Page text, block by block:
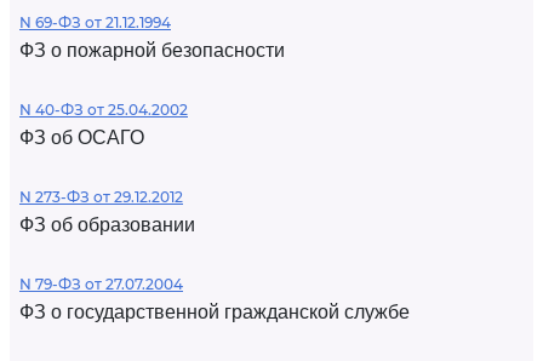
N 69-ФЗ от 21.12.1994
ФЗ о пожарной безопасности
N 40-ФЗ от 25.04.2002
ФЗ об ОСАГО
N 273-ФЗ от 29.12.2012
ФЗ об образовании
N 79-ФЗ от 27.07.2004
ФЗ о государственной гражданской службе